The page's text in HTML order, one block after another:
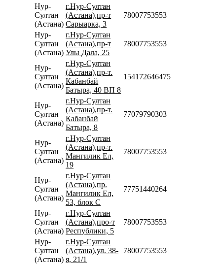
Нур-
Султан
(Астана)
г.Нур-Султан
(Астана),пр-т
Сарыарка, 3
78007753553
Нур-
Султан
(Астана)
г.Нур-Султан
(Астана),пр-т
Улы Дала, 25
78007753553
Нур-
Султан
(Астана)
г.Нур-Султан
(Астана),пр-т.
Кабанбай
Батыра, 40 ВП 8
154172646475
Нур-
Султан
(Астана)
г.Нур-Султан
(Астана),пр-т.
Кабанбай
Батыра, 8
77079790303
Нур-
Султан
(Астана)
г.Нур-Султан
(Астана),пр-т.
Мангилик Ел,
19
78007753553
Нур-
Султан
(Астана)
г.Нур-Султан
(Астана),пр.
Мангилик Ел,
53, блок С
77751440264
Нур-
Султан
(Астана)
г.Нур-Султан
(Астана),про-т
Республики, 5
78007753553
Нур-
Султан
(Астана)
г.Нур-Султан
(Астана),ул. 38-
я, 21/1
78007753553